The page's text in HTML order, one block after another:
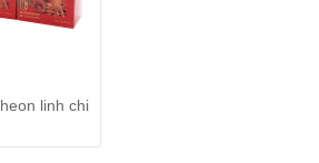
linh chi